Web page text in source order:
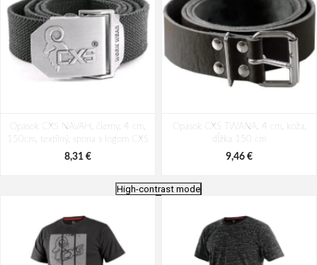
Opasok CXS NAVAH, čierny, 4 cm,
150cm, textilný, spona s logom CXS
8,31 €
Opasok CXS TWANA, 4 cm, koža,
dĺžka 150 cm
9,46 €
High-contrast mode